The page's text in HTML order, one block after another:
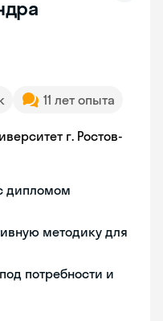
11 лет опыта
г. Ростов-
дипломом
методику для
потребности и